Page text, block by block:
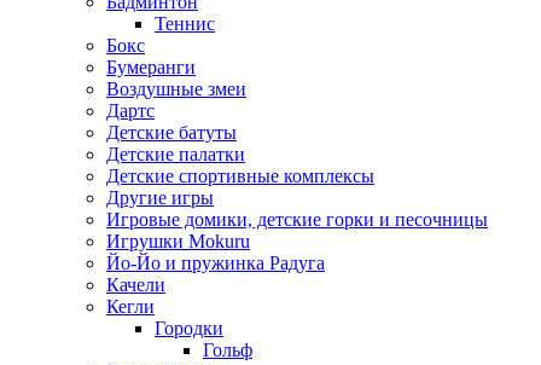
Теннис
Бокс
Бумеранги
Воздушные змеи
Дартс
Детские батуты
Детские палатки
Детские спортивные комплексы
Другие игры
Игровые домики, детские горки и песочницы
Игрушки Mokuru
Йо-Йо и пружинка Радуга
Качели
Кегли
Городки
Гольф